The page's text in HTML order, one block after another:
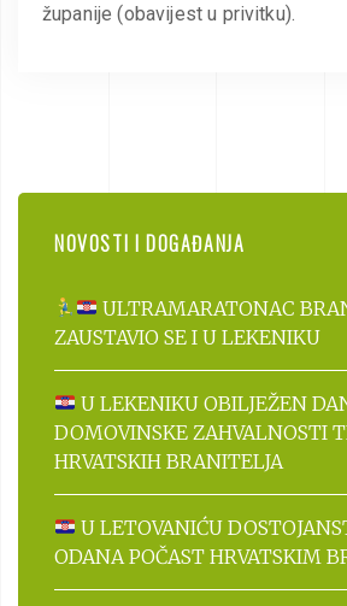
županije (obavijest u privitku).
NOVOSTI I DOGAĐANJA
ULTRAMARATONAC
ZAUSTAVIO SE I U LEKENIKU
U LEKENIKU OBILJEŽEN
DOMOVINSKE ZAHVALNOSTI
HRVATSKIH BRANITELJA
U LETOVANIĆU
ODANA POČAST HRVATSKIM